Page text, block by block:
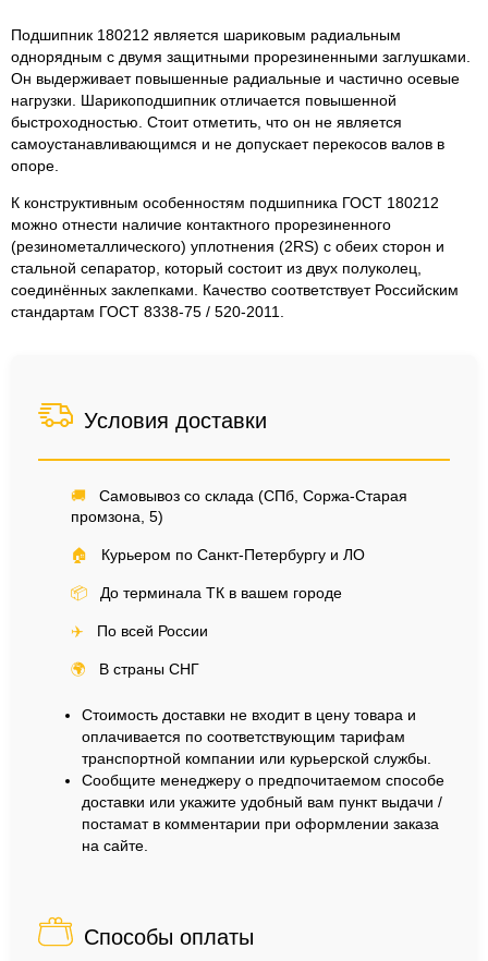
Подшипник 180212 является шариковым радиальным
однорядным с двумя защитными прорезиненными заглушками.
Он выдерживает повышенные радиальные и частично осевые
нагрузки. Шарикоподшипник отличается повышенной
быстроходностью. Стоит отметить, что он не является
самоустанавливающимся и не допускает перекосов валов в
опоре.
К конструктивным особенностям подшипника ГОСТ 180212
можно отнести наличие контактного прорезиненного
(резинометаллического) уплотнения (2RS) с обеих сторон и
стальной сепаратор, который состоит из двух полуколец,
соединённых заклепками. Качество соответствует Российским
стандартам ГОСТ 8338-75 / 520-2011.
Условия доставки
🚚
Самовывоз со склада (СПб, Соржа-Старая
промзона, 5)
🏠 Курьером по Санкт-Петербургу и ЛО
📦 До терминала ТК в вашем городе
✈️ По всей России
🌍 В страны СНГ
Стоимость доставки не входит в цену товара и
оплачивается по соответствующим тарифам
транспортной компании или курьерской службы.
Сообщите менеджеру о предпочитаемом способе
доставки или укажите удобный вам пункт выдачи /
постамат в комментарии при оформлении заказа
на сайте.
Способы оплаты